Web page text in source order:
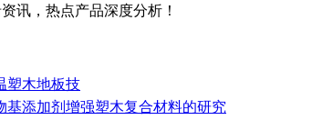
讯，热点产品深度分析！
塑木地板技
基添加剂增强塑木复合材料的研究